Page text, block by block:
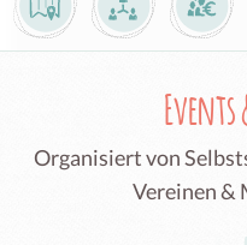
Organisiert von
Vereinen &